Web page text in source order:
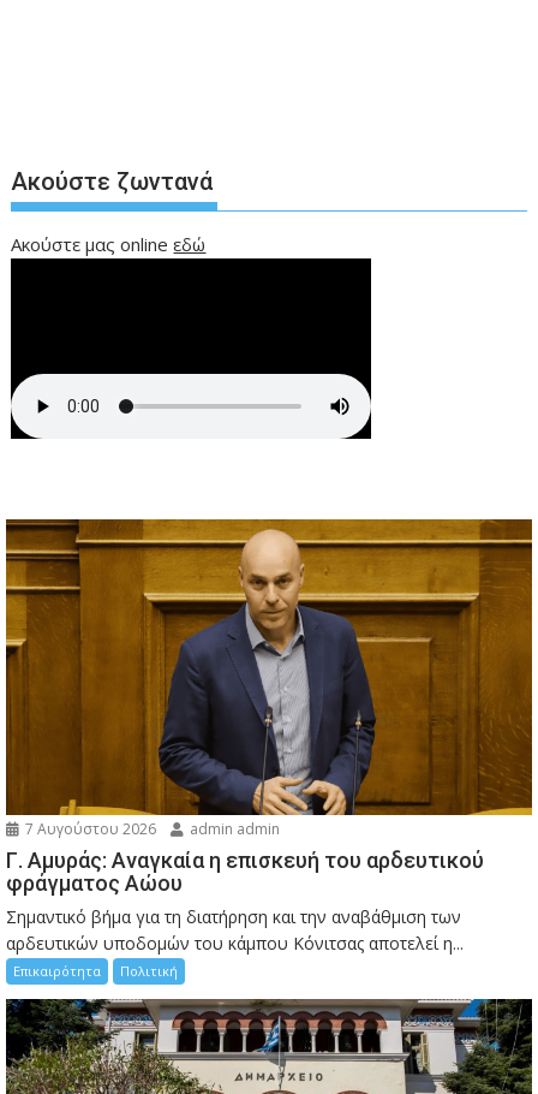
Ακούστε ζωντανά
Ακούστε μας onlineεδώ
7 Αυγούστου 2026 admin admin
Γ. Αμυράς: Αναγκαία η επισκευή του αρδευτικού
φράγματος Αώου
Σημαντικό βήμα για τη διατήρηση και την αναβάθμιση των
αρδευτικών υποδομών του κάμπου Κόνιτσας αποτελεί η...
Επικαιρότητα Πολιτική